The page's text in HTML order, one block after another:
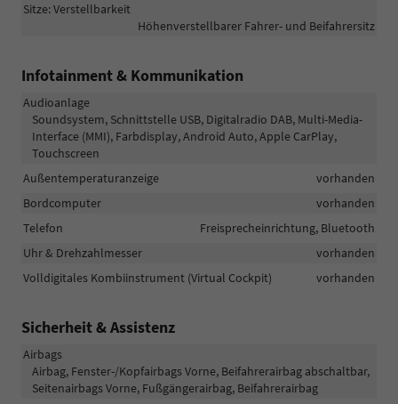
Sitze: Verstellbarkeit
Höhenverstellbarer Fahrer- und Beifahrersitz
Infotainment & Kommunikation
Audioanlage
Soundsystem, Schnittstelle USB, Digitalradio DAB, Multi-Media-
Interface (MMI), Farbdisplay, Android Auto, Apple CarPlay,
Touchscreen
Außentemperaturanzeige
vorhanden
Bordcomputer
vorhanden
Telefon
Freisprecheinrichtung, Bluetooth
Uhr & Drehzahlmesser
vorhanden
Volldigitales Kombiinstrument (Virtual Cockpit)
vorhanden
Sicherheit & Assistenz
Airbags
Airbag, Fenster-/Kopfairbags Vorne, Beifahrerairbag abschaltbar,
Seitenairbags Vorne, Fußgängerairbag, Beifahrerairbag